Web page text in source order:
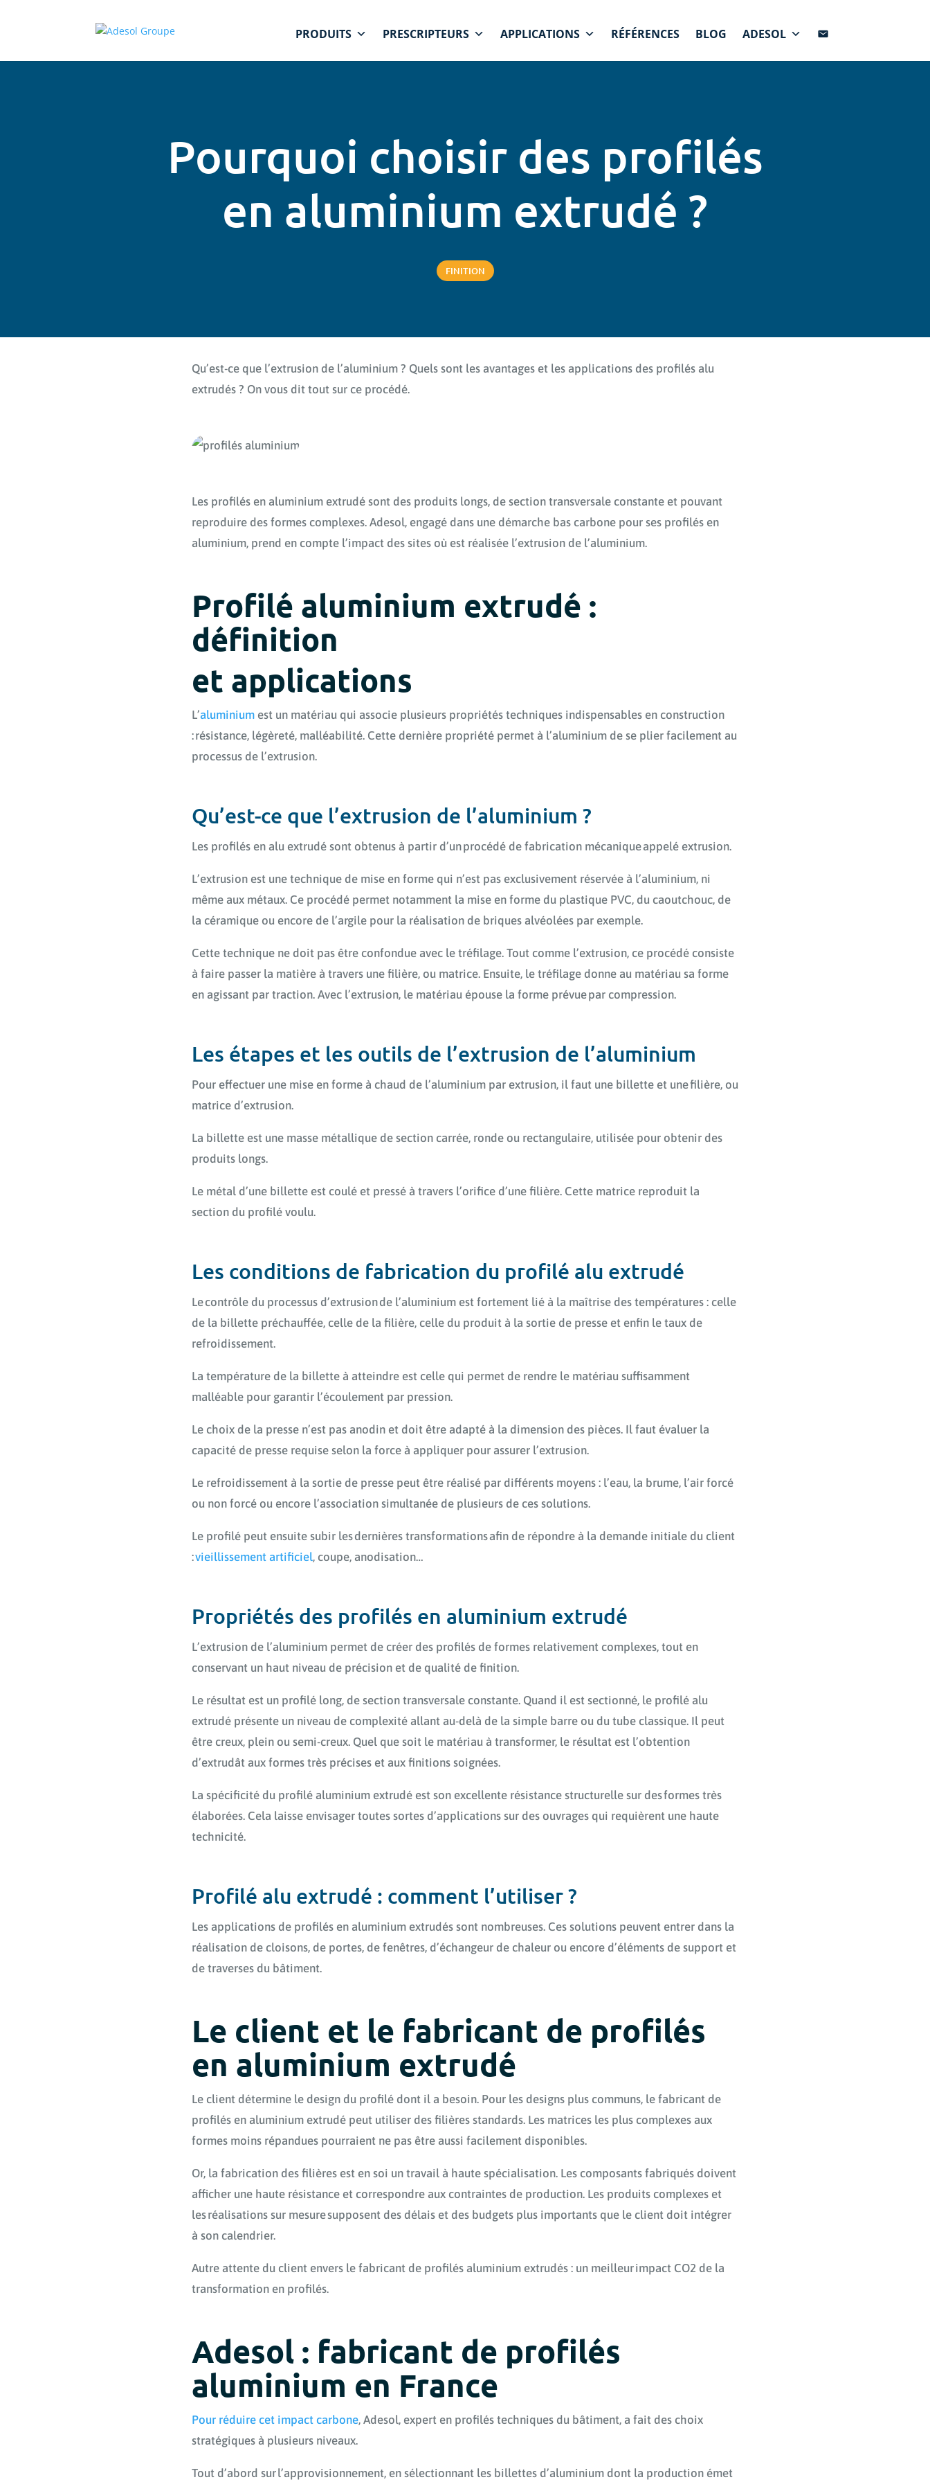
PRODUITS PRESCRIPTEURS APPLICATIONS RÉFÉRENCES BLOG ADESOL
Pourquoi choisir des profilés
en aluminium extrudé ?
FINITION
Qu’est-ce que l’extrusion de l’aluminium ? Quels sont les avantages et les applications des profilés alu
extrudés ? On vous dit tout sur ce procédé.
Les profilés en aluminium extrudé sont des produits longs, de section transversale constante et pouvant
reproduire des formes complexes. Adesol, engagé dans une démarche bas carbone pour ses profilés en
aluminium, prend en compte l’impact des sites où est réalisée l’extrusion de l’aluminium.
Profilé aluminium extrudé :
définition
et applications
L’aluminium est un matériau qui associe plusieurs propriétés techniques indispensables en construction
: résistance, légèreté, malléabilité. Cette dernière propriété permet à l’aluminium de se plier facilement au
processus de l’extrusion.
Qu’est-ce que l’extrusion de l’aluminium ?
Les profilés en alu extrudé sont obtenus à partir d’un procédé de fabrication mécanique appelé extrusion.
L’extrusion est une technique de mise en forme qui n’est pas exclusivement réservée à l’aluminium, ni
même aux métaux. Ce procédé permet notamment la mise en forme du plastique PVC, du caoutchouc, de
la céramique ou encore de l’argile pour la réalisation de briques alvéolées par exemple.
Cette technique ne doit pas être confondue avec le tréfilage. Tout comme l’extrusion, ce procédé consiste
à faire passer la matière à travers une filière, ou matrice. Ensuite, le tréfilage donne au matériau sa forme
en agissant par traction. Avec l’extrusion, le matériau épouse la forme prévue par compression.
Les étapes et les outils de l’extrusion de l’aluminium
Pour effectuer une mise en forme à chaud de l’aluminium par extrusion, il faut une billette et une filière, ou
matrice d’extrusion.
La billette est une masse métallique de section carrée, ronde ou rectangulaire, utilisée pour obtenir des
produits longs.
Le métal d’une billette est coulé et pressé à travers l’orifice d’une filière. Cette matrice reproduit la
section du profilé voulu.
Les conditions de fabrication du profilé alu extrudé
Le contrôle du processus d’extrusion de l’aluminium est fortement lié à la maîtrise des températures : celle
de la billette préchauffée, celle de la filière, celle du produit à la sortie de presse et enfin le taux de
refroidissement.
La température de la billette à atteindre est celle qui permet de rendre le matériau suffisamment
malléable pour garantir l’écoulement par pression.
Le choix de la presse n’est pas anodin et doit être adapté à la dimension des pièces. Il faut évaluer la
capacité de presse requise selon la force à appliquer pour assurer l’extrusion.
Le refroidissement à la sortie de presse peut être réalisé par différents moyens : l’eau, la brume, l’air forcé
ou non forcé ou encore l’association simultanée de plusieurs de ces solutions.
Le profilé peut ensuite subir les dernières transformations afin de répondre à la demande initiale du client
:vieillissement artificiel, coupe, anodisation…
Propriétés des profilés en aluminium extrudé
L’extrusion de l’aluminium permet de créer des profilés de formes relativement complexes, tout en
conservant un haut niveau de précision et de qualité de finition.
Le résultat est un profilé long, de section transversale constante. Quand il est sectionné, le profilé alu
extrudé présente un niveau de complexité allant au-delà de la simple barre ou du tube classique. Il peut
être creux, plein ou semi-creux. Quel que soit le matériau à transformer, le résultat est l’obtention
d’extrudât aux formes très précises et aux finitions soignées.
La spécificité du profilé aluminium extrudé est son excellente résistance structurelle sur des formes très
élaborées. Cela laisse envisager toutes sortes d’applications sur des ouvrages qui requièrent une haute
technicité.
Profilé alu extrudé : comment l’utiliser ?
Les applications de profilés en aluminium extrudés sont nombreuses. Ces solutions peuvent entrer dans la
réalisation de cloisons, de portes, de fenêtres, d’échangeur de chaleur ou encore d’éléments de support et
de traverses du bâtiment.
Le client et le fabricant de profilés
en aluminium extrudé
Le client détermine le design du profilé dont il a besoin. Pour les designs plus communs, le fabricant de
profilés en aluminium extrudé peut utiliser des filières standards. Les matrices les plus complexes aux
formes moins répandues pourraient ne pas être aussi facilement disponibles.
Or, la fabrication des filières est en soi un travail à haute spécialisation. Les composants fabriqués doivent
afficher une haute résistance et correspondre aux contraintes de production. Les produits complexes et
les réalisations sur mesure supposent des délais et des budgets plus importants que le client doit intégrer
à son calendrier.
Autre attente du client envers le fabricant de profilés aluminium extrudés : un meilleur impact CO2 de la
transformation en profilés.
Adesol : fabricant de profilés
aluminium en France
Pour réduire cet impact carbone, Adesol, expert en profilés techniques du bâtiment, a fait des choix
stratégiques à plusieurs niveaux.
Tout d’abord sur l’approvisionnement, en sélectionnant les billettes d’aluminium dont la production émet